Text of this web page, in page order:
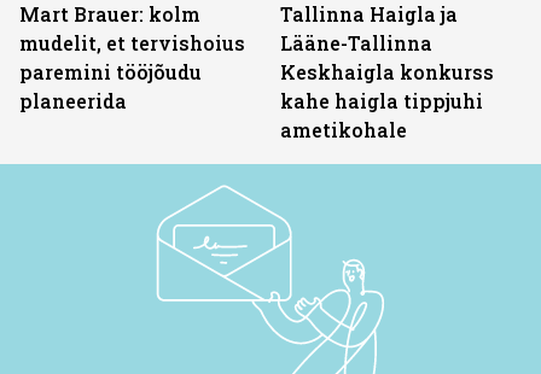
Mart Brauer: kolm
mudelit, et tervishoius
paremini tööjõudu
planeerida
Tallinna Haigla ja
Lääne-Tallinna
Keskhaigla konkurss
kahe haigla tippjuhi
ametikohale